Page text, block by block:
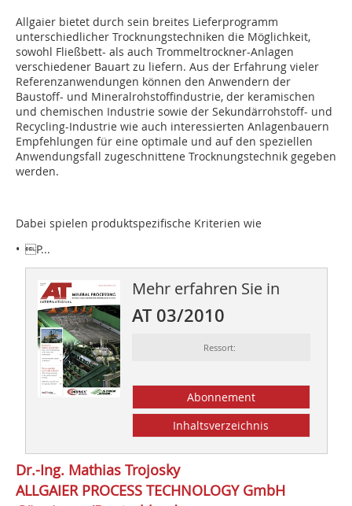
Allgaier bietet durch sein breites Lieferprogramm
unterschiedlicher Trocknungstechniken die Möglichkeit,
sowohl Fließbett- als auch Trommeltrockner-Anlagen
verschiedener Bauart zu liefern. Aus der Erfahrung vieler
Referenzanwen­dungen können den Anwendern der
Baustoff- und Mineral­rohstoffindustrie, der keramischen
und chemischen Industrie sowie der Sekundärrohstoff- und
Recycling-Industrie wie auch interessierten Anlagenbauern
Empfehlungen für eine optimale und auf den speziellen
Anwendungsfall zugeschnittene Trocknungstechnik gegeben
werden.
Dabei spielen produktspezifische Kriterien wie
• P...
Mehr erfahren Sie in
AT 03/2010
Ressort:
Abonnement
Inhaltsverzeichnis
Dr.-Ing. Mathias Trojosky
ALLGAIER PROCESS TECHNOLOGY GmbH